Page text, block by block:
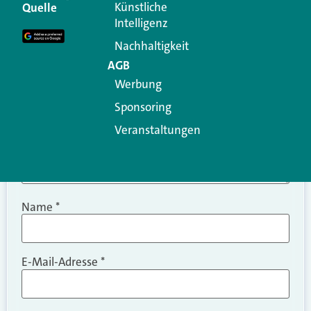
Erforderliche Felder sind mit
Kommentar
Name *
E-Mail-Adresse *
Quelle
Künstliche
Intelligenz
Nachhaltigkeit
AGB
Werbung
Sponsoring
Veranstaltungen